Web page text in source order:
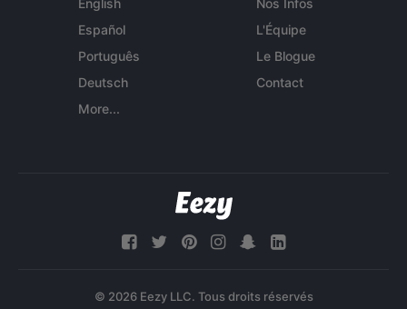
Español
Português
Deutsch
More...
L'Équipe
Le Blogue
Contact
© 2026 Eezy LLC. Tous droits réservés